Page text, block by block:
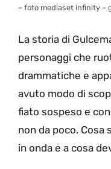
– foto mediaset infinity –
La storia di
personaggi che
drammatiche e
avuto modo di
fiato sospeso e
non da poco. Cosa
in onda e a cosa